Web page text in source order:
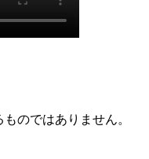
のではありません。